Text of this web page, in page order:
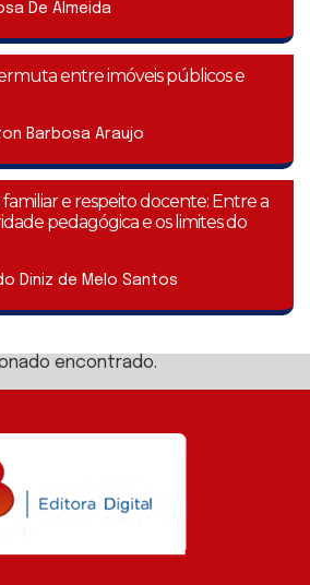
De Almeida
entre imóveis públicos e
Barbosa Araujo
familiar e respeito docente: Entre a
pedagógica e os limites do
Diniz de Melo Santos
encontrado.